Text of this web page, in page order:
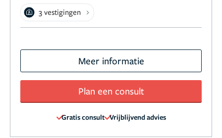
3 vestigingen
Meer informatie
Plan een consult
Gratis consult Vrijblijvend advies